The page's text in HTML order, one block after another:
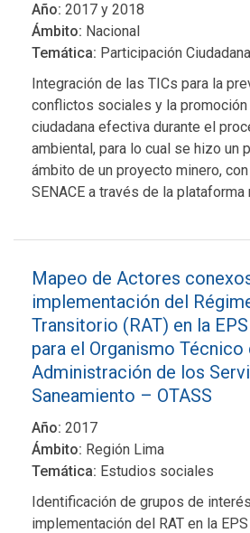
Año: 2017 y 2018
Ámbito: Nacional
Temática: Participación Ciudadana
Integración de las TICs para la
conflictos sociales y la
ciudadana efectiva durante el
ambiental, para lo cual se hizo un
ámbito de un proyecto minero,
SENACE a través de la plataforma
Mapeo de Actores
implementación del
Transitorio (RAT) en la
para el Organismo Técnico
Administración de los
Saneamiento – OTASS
Año: 2017
Ámbito: Región Lima
Temática: Estudios sociales
Identificación de grupos de
implementación del RAT en la